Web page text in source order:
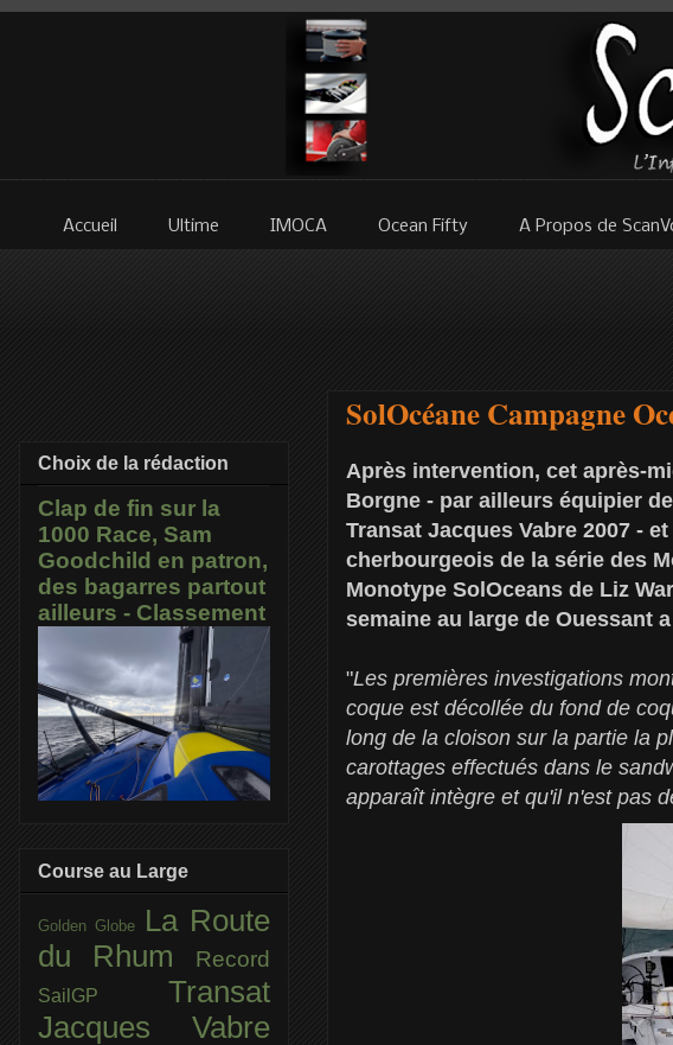
Accueil Ultime IMOCA Ocean Fifty A Propos de
SolOcéane Campagne
Après intervention, cet après-
Borgne - par ailleurs équipier
Transat Jacques Vabre 2007 -
cherbourgeois de la série des
Monotype SolOceans de Liz
semaine au large de Ouessant
"Les premières investigations
coque est décollée du fond de
long de la cloison sur la partie la
carottages effectués dans le
apparaît intègre et qu'il n'est pas
Choix de la rédaction
Clap de fin sur la
1000 Race, Sam
Goodchild en patron,
des bagarres partout
ailleurs - Classement
Course au Large
Golden Globe
La Route
du Rhum
Record
SailGP Transat
Jacques Vabre